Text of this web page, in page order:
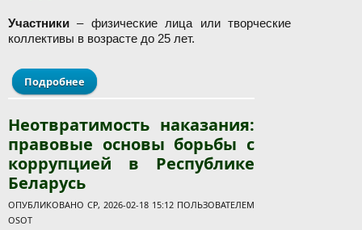
Участники – физические лица или творческие
коллективы в возрасте до 25 лет.
Подробнее о Международный конкурс социальной
антикоррупционной рекламы "Вместе против
Неотвратимость наказания:
правовые основы борьбы с
коррупцией в Республике
Беларусь
ОПУБЛИКОВАНО СР, 2026-02-18 15:12 ПОЛЬЗОВАТЕЛЕМ
OSOT